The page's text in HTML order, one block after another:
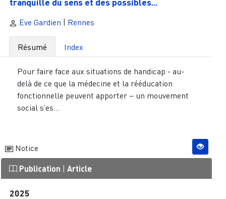
Eve Gardien Rennes
Résumé Index
Pour faire face aux situations de handicap - au-
delà de ce que la médecine et la rééducation
fonctionnelle peuvent apporter – un mouvement
social s’es...
Notice
Publication Article
2025